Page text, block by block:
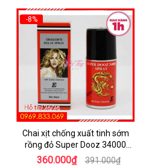
-8%
Chai xịt chống xuất tinh sớm
rồng đỏ Super Dooz 34000
Spray
360.000₫ 391.000₫